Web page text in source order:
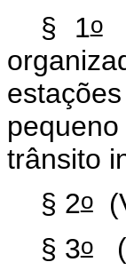
§ 1o
trânsito
§ 2o
§ 3o